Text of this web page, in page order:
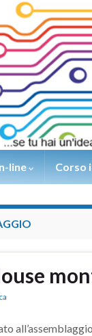
line Corso